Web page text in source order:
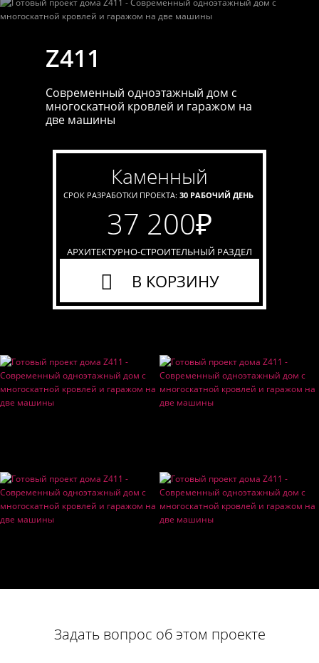
Z411
Cовременный одноэтажный дом с
многоскатной кровлей и гаражом на
две машины
каменный
СРОК РАЗРАБОТКИ ПРОЕКТА: 30 РАБОЧИЙ ДЕНЬ
37 200₽
АРХИТЕКТУРНО-СТРОИТЕЛЬНЫЙ РАЗДЕЛ
В КОРЗИНУ
Задать вопрос об этом проекте